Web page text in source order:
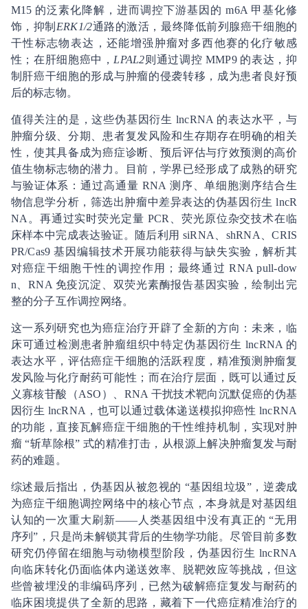
M15 的泛素化降解，进而调控下游基因的 m6A 甲基化修
饰，抑制 ERK1/2通路的激活，最终降低前列腺癌干细胞的
干性标志物表达，还能增强肿瘤对多西他赛的化疗敏感
性；在肝细胞癌中， LPAL2则通过调控 MMP9 的表达，抑
制肝癌干细胞的形成与肿瘤的侵袭转移，成为患者良好预
后的标志物。
值得关注的是，这些伪基因衍生 lncRNA 的表达水平，与
肿瘤分级、分期、患者复发风险和生存期存在明确的相关
性，使其具备成为癌症诊断、预后评估与疗效预测的高价
值生物标志物的潜力。目前，学界已经形成了成熟的研究
与验证体系：通过高通量 RNA 测序、单细胞测序结合生
物信息学分析，筛选出肿瘤中差异表达的伪基因衍生 lncR
NA。再通过实时荧光定量 PCR、荧光原位杂交技术在临
床样本中完成表达验证。随后利用 siRNA、shRNA、CRIS
PR/Cas9 基因编辑技术开展功能获得与缺失实验，解析其
对癌症干细胞干性的调控作用；最终通过 RNA pull-dow
n、RNA 免疫沉淀、双荧光素酶报告基因实验，绘制出完
整的分子互作调控网络。
这一系列研究也为癌症治疗开辟了全新的方向：未来，临
床可通过检测患者肿瘤组织中特定伪基因衍生 lncRNA 的
表达水平，评估癌症干细胞的活跃程度，精准预测肿瘤复
发风险与化疗耐药可能性；而在治疗层面，既可以通过反
义寡核苷酸（ASO）、RNA 干扰技术靶向沉默促癌的伪基
因衍生 lncRNA，也可以通过载体递送模拟抑癌性 lncRNA
的功能，直接瓦解癌症干细胞的干性维持机制，实现对肿
瘤 “斩草除根” 式的精准打击，从根源上解决肿瘤复发与耐
药的难题。
综述最后指出，伪基因从被忽视的 “基因组垃圾”，逆袭成
为癌症干细胞调控网络中的核心节点，本身就是对基因组
认知的一次重大刷新——人类基因组中没有真正的 “无用
序列”，只是尚未解锁其背后的生物学功能。尽管目前多数
研究仍停留在细胞与动物模型阶段，伪基因衍生 lncRNA
向临床转化仍面临体内递送效率、脱靶效应等挑战，但这
些曾被埋没的非编码序列，已然为破解癌症复发与耐药的
临床困境提供了全新的思路，藏着下一代癌症精准治疗的